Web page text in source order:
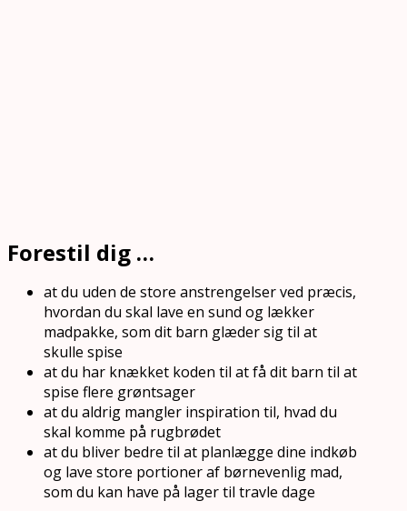
Forestil dig …
at du uden de store anstrengelser ved præcis,
hvordan du skal lave en sund og lækker
madpakke, som dit barn glæder sig til at
skulle spise
at du har knækket koden til at få dit barn til at
spise flere grøntsager
at du aldrig mangler inspiration til, hvad du
skal komme på rugbrødet
at du bliver bedre til at planlægge dine indkøb
og lave store portioner af børnevenlig mad,
som du kan have på lager til travle dage